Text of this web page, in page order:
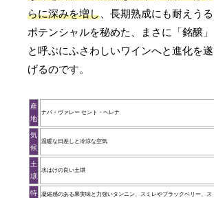
らに深みを増し 、長期熟成にも耐えうる
ポテンシャルを秘めた、まさに「銘醸」
と呼ぶにふさわしいワインへと進化を遂
げるのです。
産
地
ナパ・ヴァレー セント・ヘレナ
気
候
温暖な日差しと冷涼な空気
土
壌
水はけの良い土壌
特
凝縮感のある果実味と力強いタンニン、スミレやブラックベリー、ス